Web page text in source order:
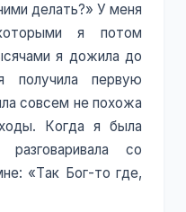
делать?» У меня
я потом
я дожила до
получила первую
совсем не похожа
Когда я была
со
«Так Бог-то где,